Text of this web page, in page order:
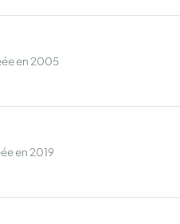
en 2005
en 2019